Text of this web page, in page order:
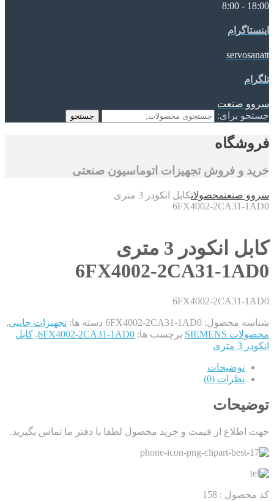
18:00 - 8:00
اینستاگرام
servosanatt
تلگرام
سروو صنعت
جستجو برای:
جستجو
فروشگاه
خرید و فروش تجهیزات اتوماسیون صنعتی
سروو صنعتمحصولاتکابل انکودر 3 متری
6FX4002-2CA31-1AD0
کابل انکودر 3 متری
6FX4002-2CA31-1AD0
6FX4002-2CA31-1AD0
شناسه محصول: 6FX4002-2CA31-1AD0 دسته ها: تجهیزات جانبی,
محصولات SIEMENS
برچسب ها: 6FX4002-2CA31-1AD0
, کابل
انکودر 3 متری
توضیحات
نظرات (0)
توضیحات
جهت اطلاع از قیمت و خرید محصول لطفا با دفتر ما تماس بگیرید.
کد محصول : 158